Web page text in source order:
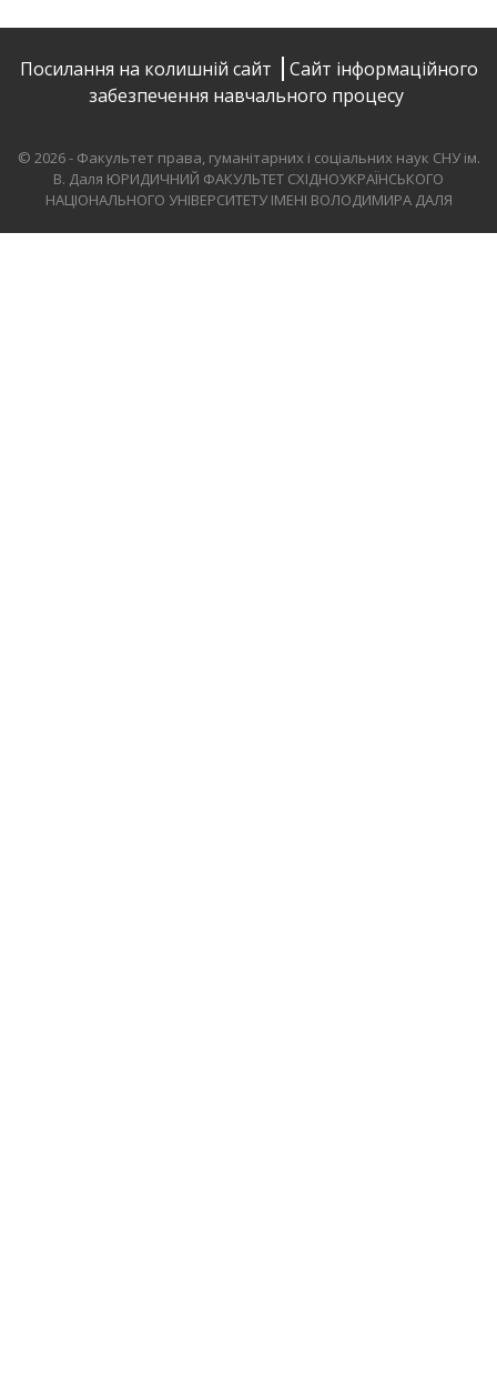
Посилання на колишній сайт
Сайт інформаційного
забезпечення навчального процесу
© 2026 - Факультет права, гуманітарних і соціальних наук СНУ ім.
В. Даля ЮРИДИЧНИЙ ФАКУЛЬТЕТ СХІДНОУКРАЇНСЬКОГО
НАЦІОНАЛЬНОГО УНІВЕРСИТЕТУ ІМЕНІ ВОЛОДИМИРА ДАЛЯ